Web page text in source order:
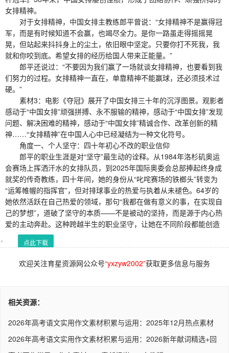
女排精神。
对于女排精神，中国女排主教练郎平曾说：“女排精神不是赢得冠
军，而是有时候知道不会赢，也竭尽全力。是你一路虽走得摇摇晃
晃，但站起来抖抖身上的尘土，依旧眼中坚定。只要你打不死我，我
就和你咬到底。希望女排的经历给国人带来正能量。”
郎平还说过：“不要因为我们赢了一场就谈女排精神，也要看到我
们努力的过程。女排精神一直在，单靠精神不能赢球，还必须技术过
硬。”
素材3：电影《夺冠》展开了中国女排三十年的沉浮图景。观影者
感动于“中国女排”顽强拼搏、永不服输的精神，感动于“中国女排”发现
问题、解决困难的精神，感动于“中国女排”精诚合作、改革创新的精
神……“女排精神”在中国人心中已经凝结为一种文化符号。
角度一、个人坚守：四十年初心不改的职业信仰
郎平的职业生涯是对“坚守”最生动的诠释。从1984年洛杉矶奥运
会赛场上挥洒汗水的女排队员，到2025年国际奥委会总部捧起终身成
就奖的传奇教练，四十年间，她的身份从“叱咤赛场的铁榔头”转变为
“运筹帷幄的指挥官”，但对排球事业的热爱与执着从未褪色。64岁的
她依然活跃在自己热爱的领域，那句“我都在做有意义的事，在实现自
己的梦想”，道破了坚守的本质——不是被动的坚持，而是源于内心热
爱的主动奔赴。这种跨越半生的职业坚守，让她在不同阶段都能创造
点此下载
欢迎关注育星资源网公众号“yxzyw2002”获取更多信息与服务
相关资源：
2026年高考语文实用作文素材积累与运用：2025年12月热点素材
2026年高考语文实用作文素材积累与运用：2026新年献词精选+回